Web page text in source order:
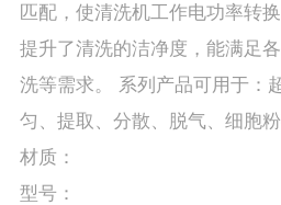
匹配，使清洗机工作电功率转
提升了清洗的洁净度，能满足
洗等需求。 系列产品可用于：
匀、提取、分散、脱气、细胞
材质：
型号：